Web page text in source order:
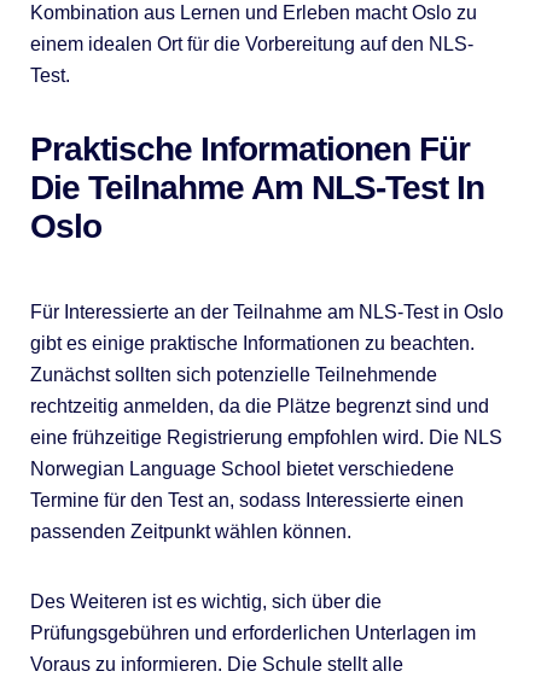
Kombination aus Lernen und Erleben macht Oslo zu
einem idealen Ort für die Vorbereitung auf den NLS-
Test.
Praktische Informationen Für
Die Teilnahme Am NLS-Test In
Oslo
Für Interessierte an der Teilnahme am NLS-Test in Oslo
gibt es einige praktische Informationen zu beachten.
Zunächst sollten sich potenzielle Teilnehmende
rechtzeitig anmelden, da die Plätze begrenzt sind und
eine frühzeitige Registrierung empfohlen wird. Die NLS
Norwegian Language School bietet verschiedene
Termine für den Test an, sodass Interessierte einen
passenden Zeitpunkt wählen können.
Des Weiteren ist es wichtig, sich über die
Prüfungsgebühren und erforderlichen Unterlagen im
Voraus zu informieren. Die Schule stellt alle